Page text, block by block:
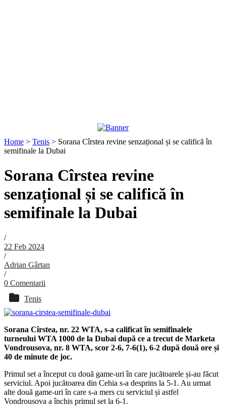
Home > Tenis > Sorana Cîrstea revine senzațional și se califică în
semifinale la Dubai
Sorana Cîrstea revine
senzațional și se califică în
semifinale la Dubai
/
22 Feb 2024
/
Adrian Gârtan
/
0 Comentarii
Tenis
Sorana Cîrstea, nr. 22 WTA, s-a calificat în semifinalele
turneului WTA 1000 de la Dubai după ce a trecut de Marketa
Vondrousova, nr. 8 WTA, scor 2-6, 7-6(1), 6-2 după două ore și
40 de minute de joc.
Primul set a început cu două game-uri în care jucătoarele și-au făcut
serviciul. Apoi jucătoarea din Cehia s-a desprins la 5-1. Au urmat
alte două game-uri în care s-a mers cu serviciul și astfel
Vondrousova a închis primul set la 6-1.